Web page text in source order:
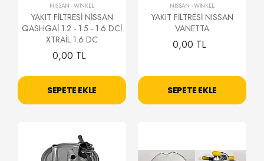
NISSAN -WİNKEL
YAKIT FİLTRESİ NİSSAN
QASHGAİ 1.2 - 1.5 - 1.6 DCİ
XTRAİL 1.6 DC
0,00 TL
SEPETE EKLE
NISSAN -WİNKEL
YAKIT FİLTRESİ NISSAN
VANETTA
0,00 TL
SEPETE EKLE